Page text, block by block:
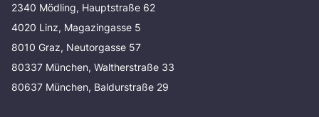
2340 Mödling, Hauptstraße 62
4020 Linz, Magazingasse 5
8010 Graz, Neutorgasse 57
80337 München, Waltherstraße 33
80637 München, Baldurstraße 29